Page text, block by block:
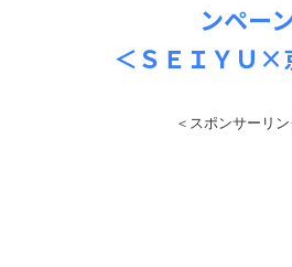
ンペー
＜ＳＥＩＹＵ×
＜スポンサーリン